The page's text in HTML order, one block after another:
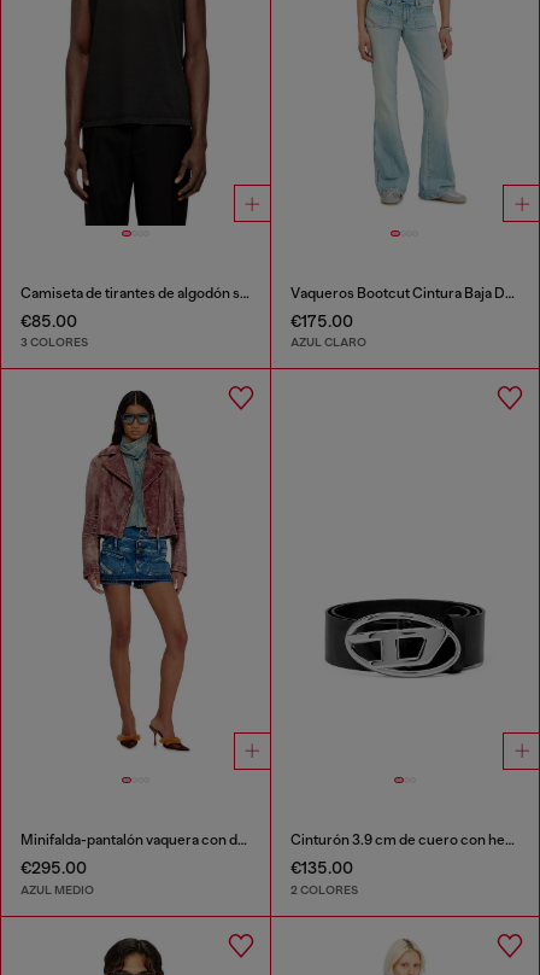
Camiseta de tirantes de algodón sin mangas con Oval D metálico
€85.00
3 COLORES
Vaqueros Bootcut Cintura Baja D-Hush
€175.00
AZUL CLARO
Minifalda-pantalón vaquera con doble cintura
€295.00
AZUL MEDIO
Cinturón 3.9 cm de cuero con hebilla Oval D
€135.00
2 COLORES